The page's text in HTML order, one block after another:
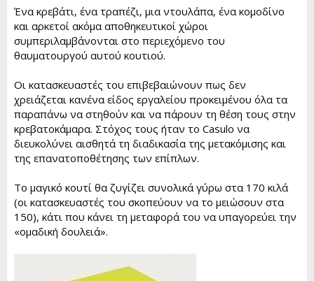
Ένα κρεβάτι, ένα τραπέζι, μια ντουλάπα, ένα κομοδίνο
και αρκετοί ακόμα αποθηκευτικοί χώροι
συμπεριλαμβάνονται στο περιεχόμενο του
θαυματουργού αυτού κουτιού.
Οι κατασκευαστές του επιβεβαιώνουν πως δεν
χρειάζεται κανένα είδος εργαλείου προκειμένου όλα τα
παραπάνω να στηθούν και να πάρουν τη θέση τους στην
κρεβατοκάμαρα. Στόχος τους ήταν το Casulo να
διευκολύνει αισθητά τη διαδικασία της μετακόμισης και
της επανατοποθέτησης των επίπλων.
Το μαγικό κουτί θα ζυγίζει συνολικά γύρω στα 170 κιλά
(οι κατασκευαστές του σκοπεύουν να το μειώσουν στα
150), κάτι που κάνει τη μεταφορά του να υπαγορεύει την
«ομαδική δουλειά».